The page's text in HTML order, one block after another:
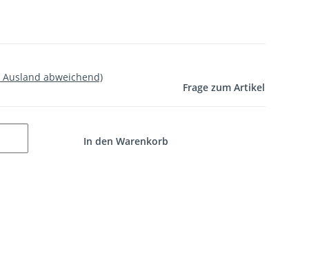
Ausland abweichend)
Frage zum Artikel
In den Warenkorb